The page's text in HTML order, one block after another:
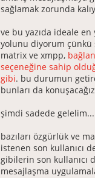
sağlamak zorunda
ve bu yazıda ideale en
yolunu diyorum çünkü
matrix ve xmpp,
seçeneğine sahip
gibi. bu durumun
bunları da
şimdi sadede gelelim...
bazıları özgürlük ve
istenen son kullanıcı
gibilerin son kullanıcı
mesajlaşma